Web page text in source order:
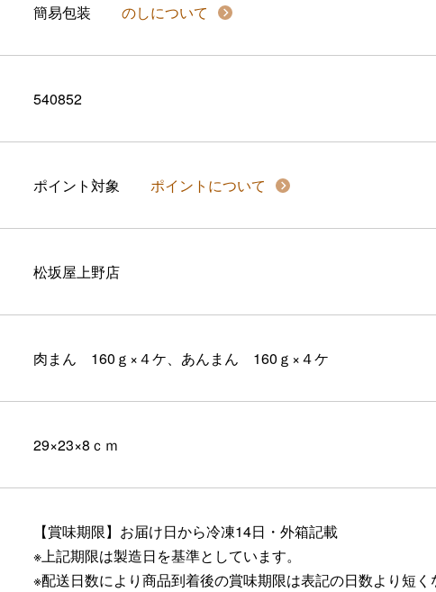
簡易包装 のしについて
540852
ポイント対象 ポイントについて
松坂屋上野店
肉まん 160ｇ×４ケ、あんまん 160ｇ×４ケ
29×23×8ｃｍ
【賞味期限】お届け日から冷凍14日・外箱記載
※上記期限は製造日を基準としています。
※配送日数により商品到着後の賞味期限は表記の日数より短